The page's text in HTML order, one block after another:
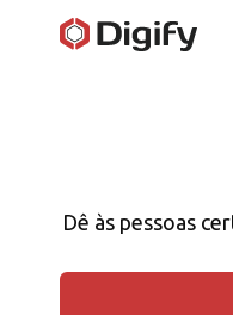
Dê às pessoas